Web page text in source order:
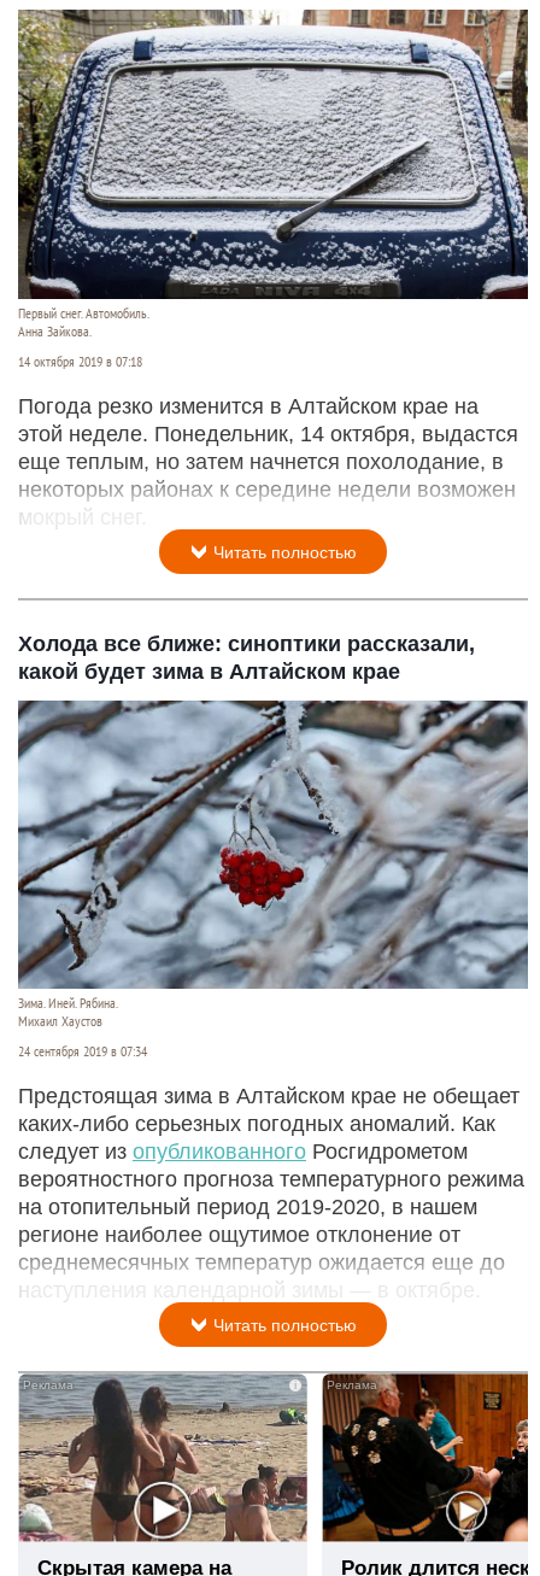
Первый снег. Автомобиль.
Анна Зайкова.
14 октября 2019 в 07:18
Погода резко изменится в Алтайском крае на
этой неделе. Понедельник, 14 октября, выдастся
еще теплым, но затем начнется похолодание, в
некоторых районах к середине недели возможен
мокрый снег.
Читать полностью
Холода все ближе: синоптики рассказали,
какой будет зима в Алтайском крае
Зима. Иней. Рябина.
Михаил Хаустов
24 сентября 2019 в 07:34
Предстоящая зима в Алтайском крае не обещает
каких-либо серьезных погодных аномалий. Как
следует из опубликованного Росгидрометом
вероятностного прогноза температурного режима
на отопительный период 2019-2020, в нашем
регионе наиболее ощутимое отклонение от
среднемесячных температур ожидается еще до
наступления календарной зимы — в октябре.
Читать полностью
i
Скрытая камера на
Ролик длится